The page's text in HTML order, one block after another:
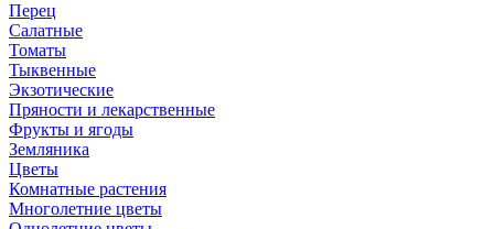
Перец
Салатные
Томаты
Тыквенные
Экзотические
Пряности и лекарственные
Фрукты и ягоды
Земляника
Цветы
Комнатные растения
Многолетние цветы